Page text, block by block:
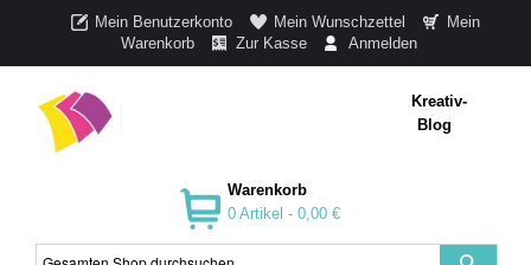
Mein Benutzerkonto Mein Wunschzettel
Mein
Warenkorb
Zur Kasse Anmelden
Kreativ-
Blog
Warenkorb
0 Artikel - 0,00 €